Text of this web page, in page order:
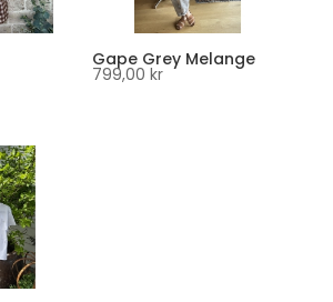
Gape Grey Melange
799,00kr